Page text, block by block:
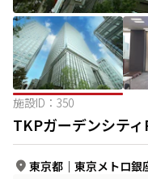
施設ID： 350
TKPガーデンシテ
東京都 ｜ 東京メトロ銀